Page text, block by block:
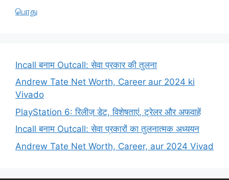
பொது
Incall बनाम Outcall: सेवा प्रकार की तुलना
Andrew Tate Net Worth, Career aur 2024 ki
Vivado
PlayStation 6: रिलीज़ डेट, विशेषताएं, ट्रेलर और अफवाहें
Incall बनाम Outcall: सेवा प्रकारों का तुलनात्मक अध्ययन
Andrew Tate Net Worth, Career, aur 2024 Vivad